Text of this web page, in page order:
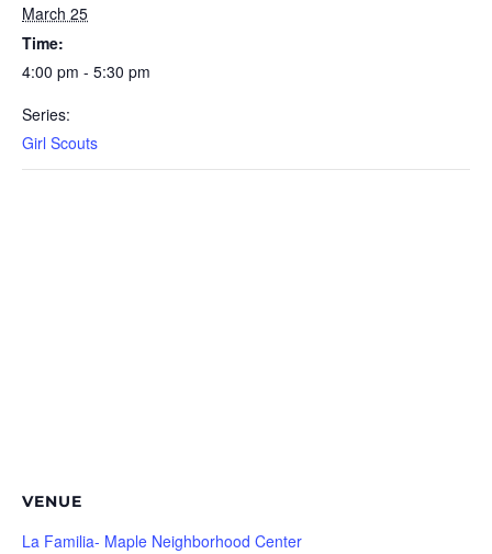
March 25
Time:
4:00 pm - 5:30 pm
Series:
Girl Scouts
VENUE
La Familia- Maple Neighborhood Center